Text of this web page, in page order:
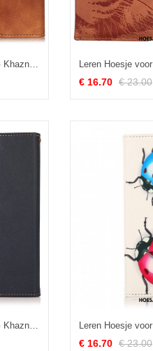
Folio-hoesje voor Moto G200 5G Khazneh Vintage Leereffect
€ 16.70 € 23.00
Folio-hoesje voor Moto G200 5G Khazneh Rfid Echt Leer
€ 16.70 € 23.00